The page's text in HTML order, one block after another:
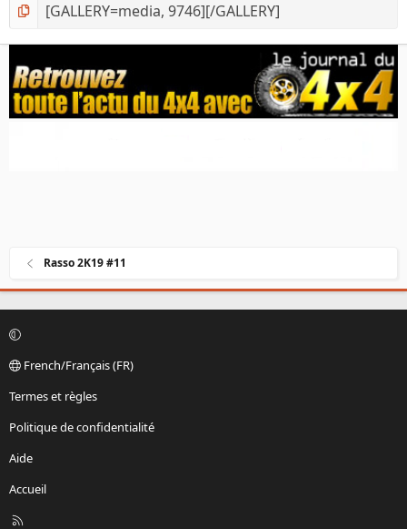
Rasso 2K19 #11
French/Français (FR)
Termes et règles
Politique de confidentialité
Aide
Accueil
R